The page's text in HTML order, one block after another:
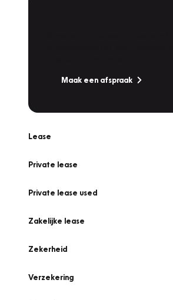
Maak een afspraak
Lease
Private lease
Private lease used
Zakelijke lease
Zekerheid
Verzekering